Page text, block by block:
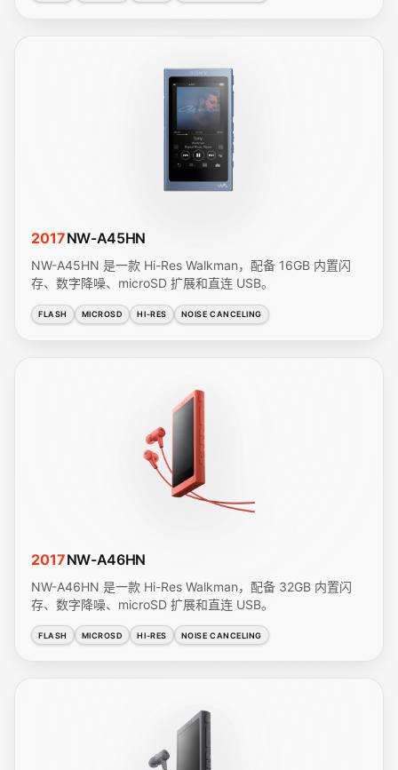
2017NW-A45HN
NW-A45HN 是一款 Hi-Res Walkman，配备 16GB 内置闪
存、数字降噪、microSD 扩展和直连 USB。
FLASH MICROSD HI-RES NOISE CANCELING
2017NW-A46HN
NW-A46HN 是一款 Hi-Res Walkman，配备 32GB 内置闪
存、数字降噪、microSD 扩展和直连 USB。
FLASH MICROSD HI-RES NOISE CANCELING